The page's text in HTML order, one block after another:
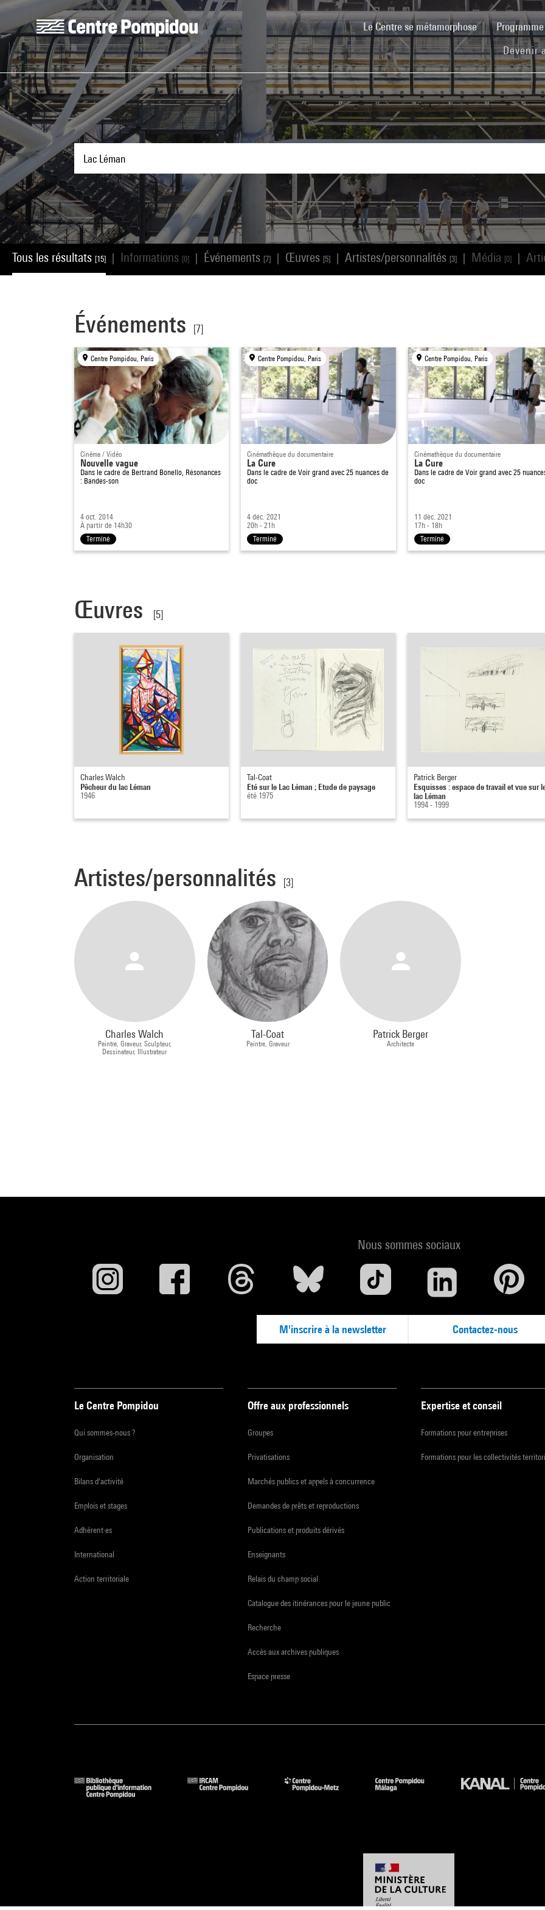
Aller au contenu principal
Centre Pompidou
Le Centre se métamorphose(current)
Devenir
Tous les résultats [15] Informations [0] Événements [7] Œuvres [5] Artistes/personnalités [3] Média [0]
Événements [7]
Centre Pompidou, Paris
Cinéma / Vidéo
Nouvelle vague
Dans le cadre de Bertrand Bonello, Résonances
: Bandes-son
4 oct. 2014
À partir de 14h30
Terminé
Centre Pompidou, Paris
Cinémathèque du documentaire
La Cure
Dans le cadre deVoir grand avec 25 nuances de
doc
4 déc. 2021
20h - 21h
Terminé
Centre Pompidou, Paris
Cinémathèque du documentaire
La Cure
Dans le cadre de Voir grand avec 25
doc
11 déc. 2021
17h - 18h
Terminé
Œuvres [5]
Charles Walch
Pêcheur du lac Léman
1946
Tal-Coat
Eté sur le Lac Léman ; Etude de paysage
été 1975
Patrick Berger
Esquisses : espace de travail et vue sur
lac Léman
1994 - 1999
Artistes/personnalités [3]
Charles Walch
Peintre, Graveur, Sculpteur,
Dessinateur, Illustrateur
Tal-Coat
Peintre, Graveur
Patrick Berger
Architecte
Nous sommes sociaux
M'inscrire à la newsletter Contactez-nous
Le Centre Pompidou
Qui sommes-nous ?
Organisation
Bilans d'activité
Emplois et stages
Adhérent·es
International
Action territoriale
Offre aux professionnels
Groupes
Privatisations
Marchés publics et appels à concurrence
Demandes de prêts et reproductions
Publications et produits dérivés
Enseignants
Relais du champ social
Catalogue des itinérances pour le jeune public
Recherche
Accès aux archives publiques
Espace presse
Expertise et conseil
Formations pour entreprises
Formations pour les collectivités